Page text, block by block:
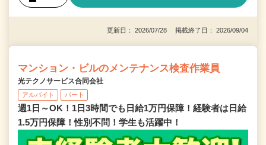
更新日： 2026/07/28 掲載終了日： 2026/09/04
マンション・ビルのメンテナンス検査作業員
光テクノサービス合同会社
アルバイト パート
週1日～OK！1日3時間でも日給1万円保障！経験者は日給
1.5万円保障！性別不問！学生も活躍中！